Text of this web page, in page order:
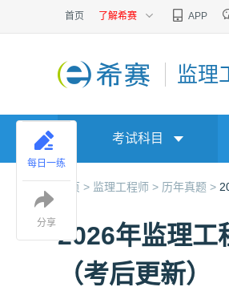
首页 了解希赛 APP
监理
考试科目
首页 > 监理工程师 > 历年真题 >
2026年监理工
（考后更新）
每日一练
分享